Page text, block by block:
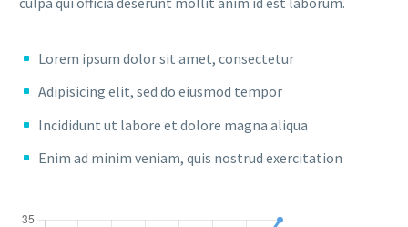
Lorem ipsum dolor sit amet, consectetur
Adipisicing elit, sed do eiusmod tempor
Incididunt ut labore et dolore magna aliqua
Enim ad minim veniam, quis nostrud exercitation